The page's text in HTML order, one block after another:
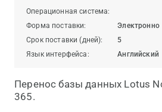
Операционная система:
Форма поставки:
Электронно
Срок поставки (дней):
5
Язык интерфейса:
Английский
Перенос базы данных Lotus
365.